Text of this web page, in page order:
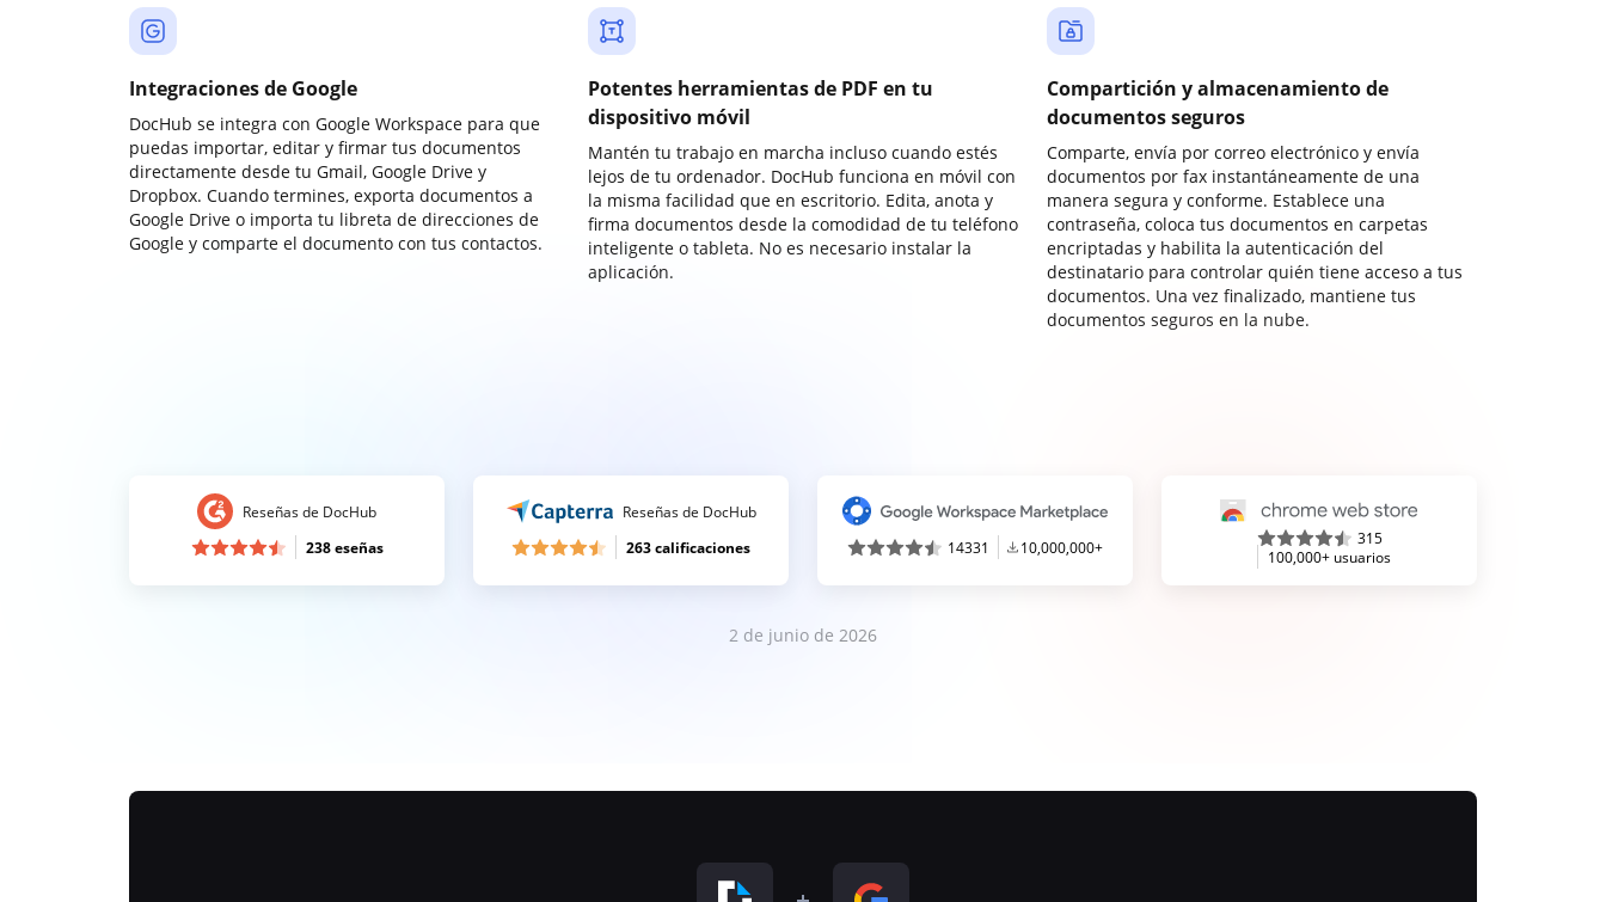
Integraciones de Google
DocHub se integra con Google Workspace para que
puedas importar, editar y firmar tus documentos
directamente desde tu Gmail, Google Drive y
Dropbox. Cuando termines, exporta documentos a
Google Drive o importa tu libreta de direcciones de
Google y comparte el documento con tus contactos.
Potentes herramientas de PDF en tu
dispositivo móvil
Mantén tu trabajo en marcha incluso cuando estés
lejos de tu ordenador. DocHub funciona en móvil con
la misma facilidad que en escritorio. Edita, anota y
firma documentos desde la comodidad de tu teléfono
inteligente o tableta. No es necesario instalar la
aplicación.
Compartición y almacenamiento de
documentos seguros
Comparte, envía por correo electrónico y envía
documentos por fax instantáneamente de una
manera segura y conforme. Establece una
contraseña, coloca tus documentos en carpetas
encriptadas y habilita la autenticación del
destinatario para controlar quién tiene acceso a tus
documentos. Una vez finalizado, mantiene tus
documentos seguros en la nube.
Reseñas de DocHub
238 eseñas
Reseñas de DocHub
263 calificaciones
14331 10,000,000+
315
100,000+ usuarios
2 de junio de 2026